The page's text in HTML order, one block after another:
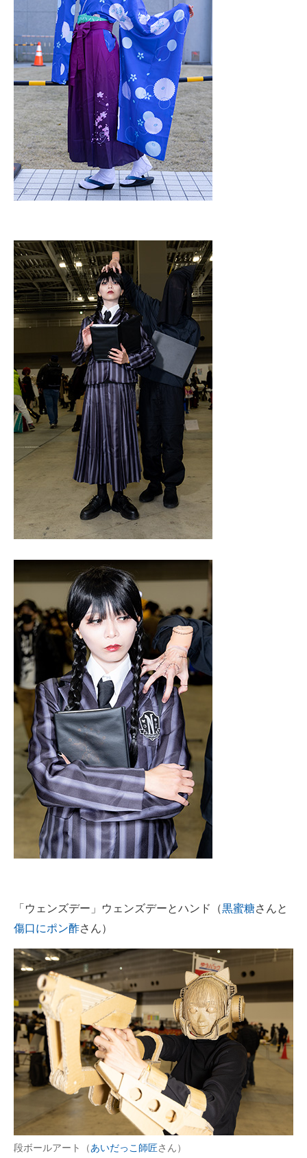
「ウェンズデー」ウェンズデーとハンド（黒蜜糖さんと
傷口にポン酢さん）
段ボールアート（あいだっこ師匠さん）